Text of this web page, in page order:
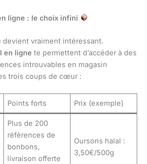
ligne : le choix infini
devient vraiment intéressant.
en ligne te permettent d’accéder à des
introuvables en magasin
trois coups de cœur :
Points forts Prix (exemple)
Plus de 200
références de
bonbons,
livraison offerte
Oursons halal :
3,50€/500g